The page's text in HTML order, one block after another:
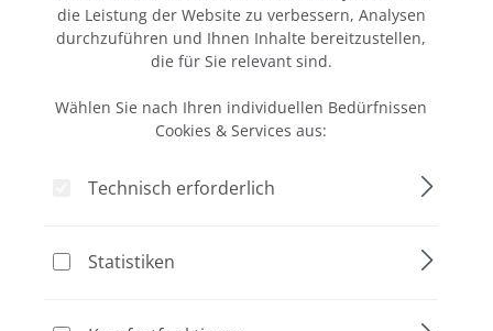
Mikrotiter-Gefäße 1.2 ml
DNA-, DNase-, RNase- und PCR Inhibitoren frei
die Leistung der Website zu verbessern, Analysen
durchzuführen und Ihnen Inhalte bereitzustellen,
die für Sie relevant sind.
Wählen Sie nach Ihren individuellen Bedürfnissen
Cookies & Services aus:
Technisch erforderlich
Statistiken